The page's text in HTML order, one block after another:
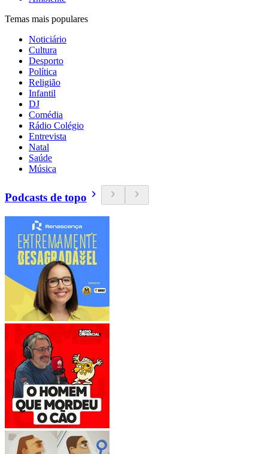
Temas mais populares
Noticiário
Cultura
Desporto
Política
Religião
Infantil
DJ
Comédia
Rádio Colégio
Entrevista
Natal
Saúde
Música
Podcasts de topo